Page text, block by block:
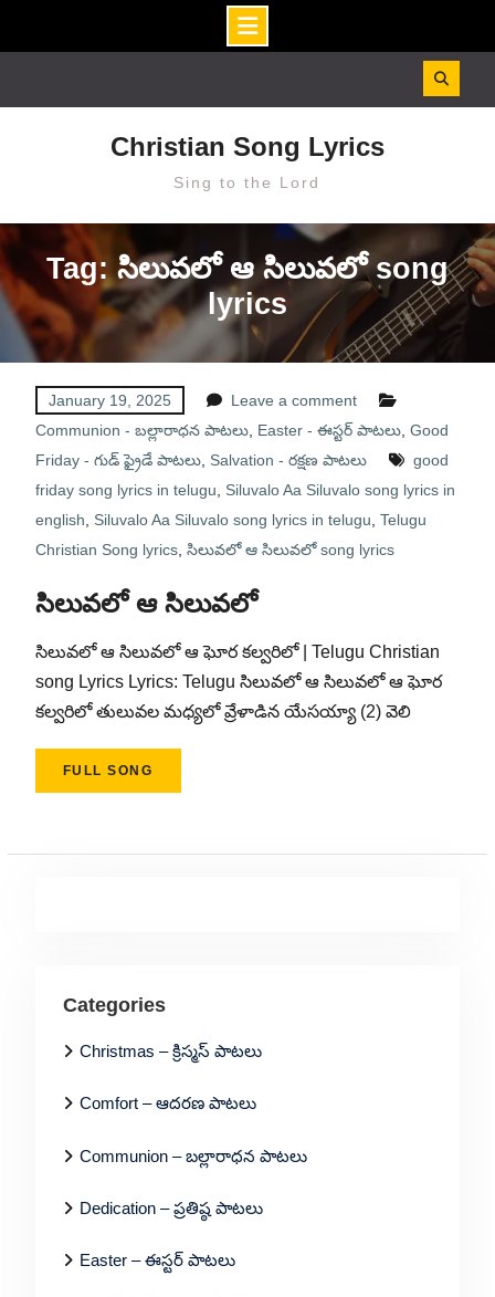
Christian Song Lyrics
Sing to the Lord
Tag: సిలువలో ఆ సిలువలో song
lyrics
January 19, 2025
Leave a comment
Communion - బల్లారాధన పాటలు, Easter - ఈస్టర్ పాటలు, Good
Friday - గుడ్ ఫ్రైడే పాటలు, Salvation - రక్షణ పాటలు
good
friday song lyrics in telugu
Siluvalo Aa Siluvalo song lyrics in
english
Siluvalo Aa Siluvalo song lyrics in telugu Telugu
Christian Song lyrics, సిలువలో ఆ సిలువలో song lyrics
సిలువలో ఆ సిలువలో
సిలువలో ఆ సిలువలో ఆ ఘోర కల్వరిలో | Telugu Christian
song Lyrics Lyrics: Telugu సిలువలో ఆ సిలువలో ఆ ఘోర
కల్వరిలో తులువల మధ్యలో వ్రేళాడిన యేసయ్యా (2) వెలి
FULL SONG
Categories
Christmas – క్రిస్మస్ పాటలు
Comfort – ఆదరణ పాటలు
Communion – బల్లారాధన పాటలు
Dedication – ప్రతిష్ఠ పాటలు
Easter – ఈస్టర్ పాటలు